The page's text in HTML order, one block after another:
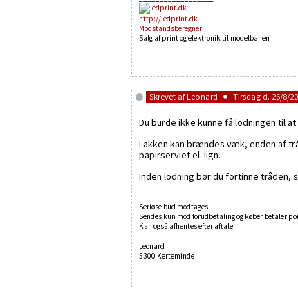
http://ledprint.dk
Modstandsberegner
Salg af print og elektronik til modelbanen
Skrevet afLeonard Tirsdag d. 26/8/
Du burde ikke kunne få lodningen til
Lakken kan brændes væk, enden af
papirserviet el. lign.
Inden lodning bør du fortinne tråden,
Seriøse bud modtages.
Sendes kun mod forudbetaling og køber betaler
Kan også afhentes efter aftale.
Leonard
5300 Kerteminde